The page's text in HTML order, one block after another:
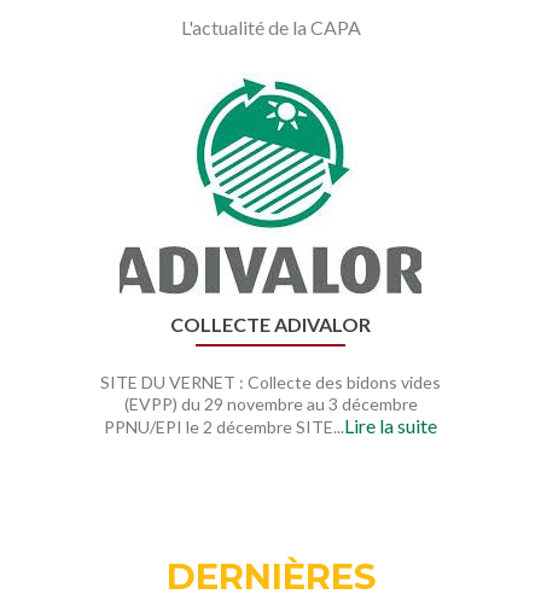
L'actualité de la CAPA
COLLECTE ADIVALOR
SITE DU VERNET : Collecte des bidons vides
(EVPP) du 29 novembre au 3 décembre
PPNU/EPI le 2 décembre SITE...Lire la suite
DERNIÈRES